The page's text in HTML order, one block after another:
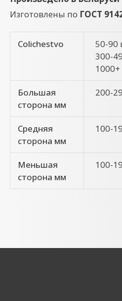
Изготовлены по ГОСТ
Colichestvo
50-90
300-
Большая
сторона мм
200-
Средняя
сторона мм
100-
Меньшая
сторона мм
100-